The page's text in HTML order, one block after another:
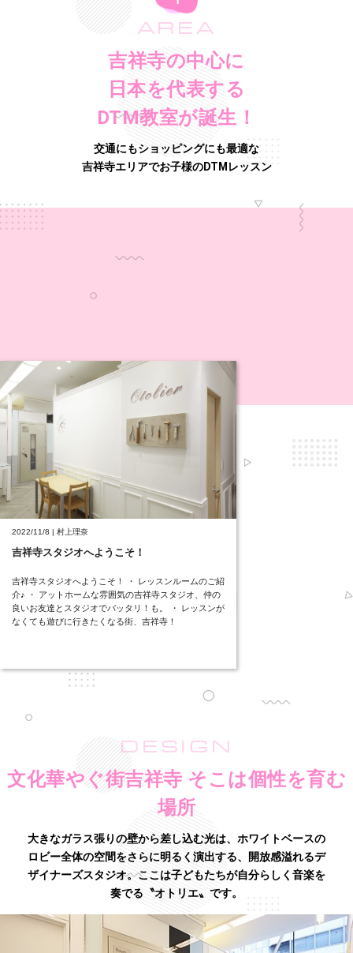
AREA
吉祥寺の中心に
日本を代表する
DTM教室が誕生！
交通にもショッピングにも最適な
吉祥寺エリアでお子様のDTMレッスン
2022/11/8 | 村上理奈
吉祥寺スタジオへようこそ！
吉祥寺スタジオへようこそ！ ・ レッスンルームのご紹
介♪ ・ アットホームな雰囲気の吉祥寺スタジオ、仲の
良いお友達とスタジオでバッタリ！も。 ・ レッスンが
なくても遊びに行きたくなる街、吉祥寺！
DESIGN
文化華やぐ街吉祥寺 そこは個性を育む
場所
大きなガラス張りの壁から差し込む光は、ホワイトベースの
ロビー全体の空間をさらに明るく演出する、 開放感溢れるデ
ザイナーズスタジオ。ここは子どもたちが自分らしく音楽を
奏でる〝オトリエ〟です。